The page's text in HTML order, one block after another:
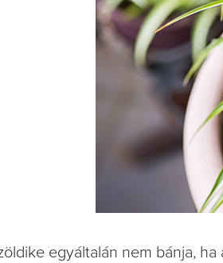
egyáltalán nem bánja,